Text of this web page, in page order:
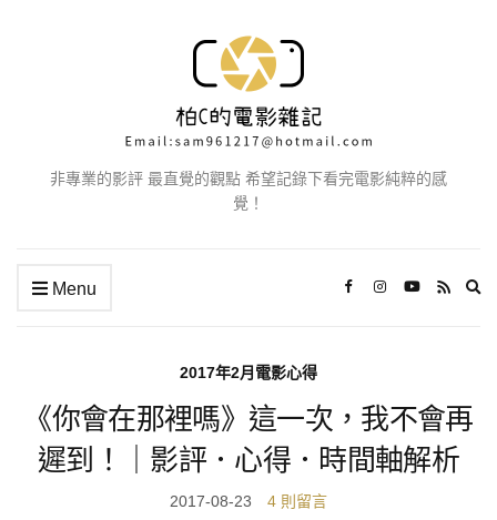
非專業的影評 最直覺的觀點 希望記錄下看完電影純粹的感
覺！
Menu
2017年2月電影心得
《你會在那裡嗎》這一次，我不會再
遲到！｜影評．心得．時間軸解析
2017-08-23 4 則留言